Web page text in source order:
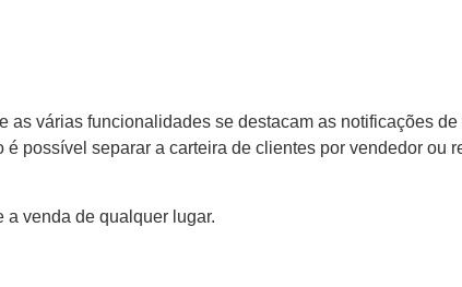
várias funcionalidades se destacam as notificações
possível separar a carteira de clientes por vendedor ou
a venda de qualquer lugar.